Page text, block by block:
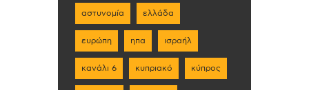
αστυνομία ελλάδα
ευρώπη ηπα ισραήλ
κανάλι 6 κυπριακό κύπρος